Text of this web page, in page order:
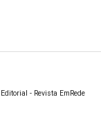
- Revista EmRede